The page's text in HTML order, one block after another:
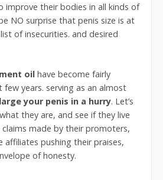
improve their bodies in all kinds of
NO surprise that penis size is at
of insecurities. and desired
oil have become fairly
years. serving as an almost
your penis in a hurry. Let’s
they are, and see if they live
made by their promoters,
affiliates pushing their praises,
of honesty.